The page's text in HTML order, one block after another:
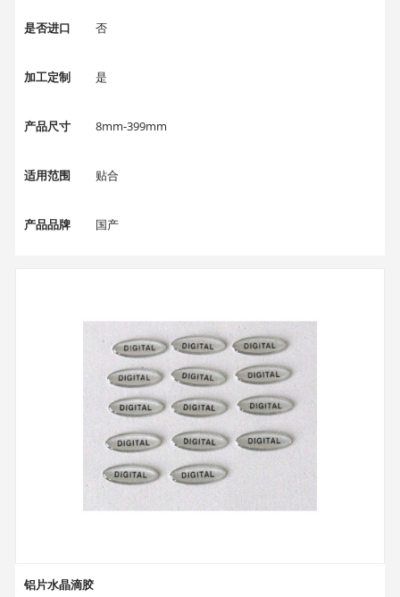
是否进口 否
加工定制 是
产品尺寸 8mm-399mm
适用范围 贴合
产品品牌 国产
铝片水晶滴胶